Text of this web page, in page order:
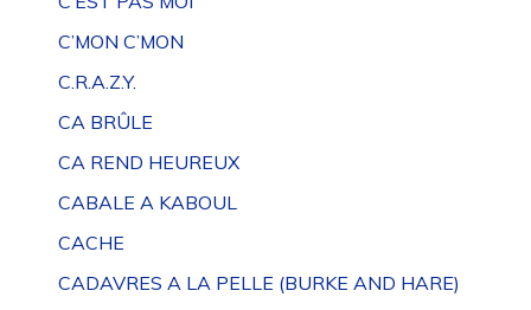
C’MON C’MON
C.R.A.Z.Y.
CA BRÛLE
CA REND HEUREUX
CABALE A KABOUL
CACHE
CADAVRES A LA PELLE (BURKE AND HARE)